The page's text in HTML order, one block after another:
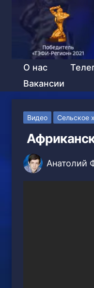
О нас
Вакансии
Видео Сельское
Анатолий